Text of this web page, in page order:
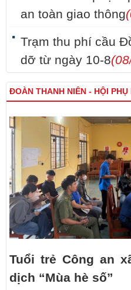
an toàn giao thông
Trạm thu phí cầu
dỡ từ ngày 10-8
ĐOÀN THANH NIÊN - HỘI
Tuổi trẻ Công an
dịch “Mùa hè số”